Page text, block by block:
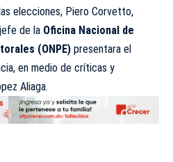
elecciones, Piero Corvetto,
de la Oficina Nacional de
(ONPE) presentara el
en medio de críticas y
Aliaga.